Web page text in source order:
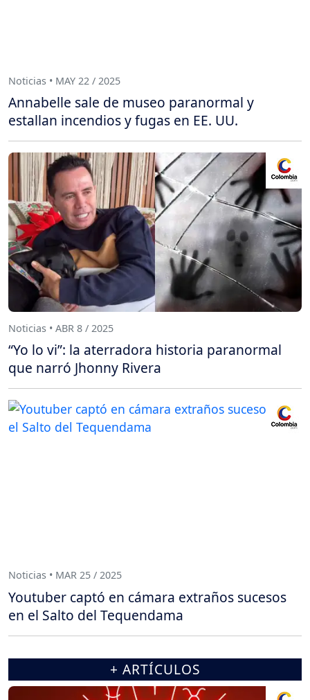
Noticias • MAY 22 / 2025
Annabelle sale de museo paranormal y
estallan incendios y fugas en EE. UU.
Noticias • ABR 8 / 2025
“Yo lo vi”: la aterradora historia paranormal
que narró Jhonny Rivera
Noticias • MAR 25 / 2025
Youtuber captó en cámara extraños sucesos
en el Salto del Tequendama
+ ARTÍCULOS